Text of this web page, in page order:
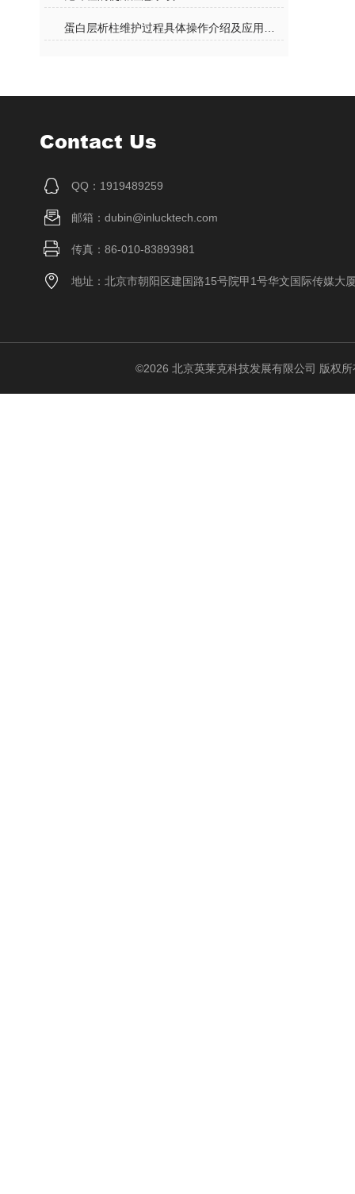
Contact Us
QQ：1919489259
邮箱：dubin@inlucktech.com
传真：86-010-83893981
地址：北京市朝阳区建国路15号院甲1号华文国际传媒大
©2026 北京英莱克科技发展有限公司 版